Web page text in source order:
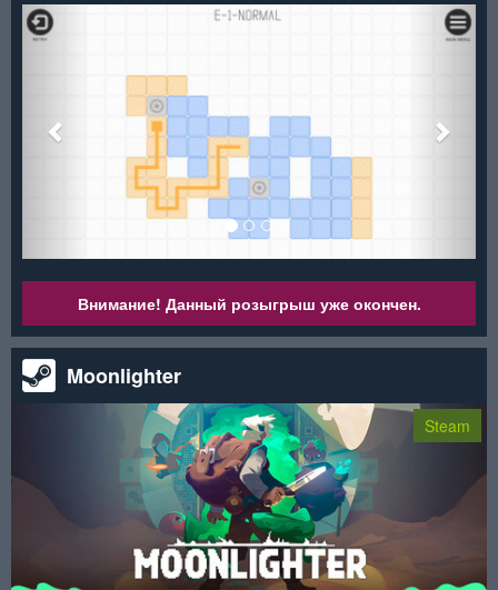
>
Внимание! Данный розыгрыш уже окончен.
Moonlighter
Steam